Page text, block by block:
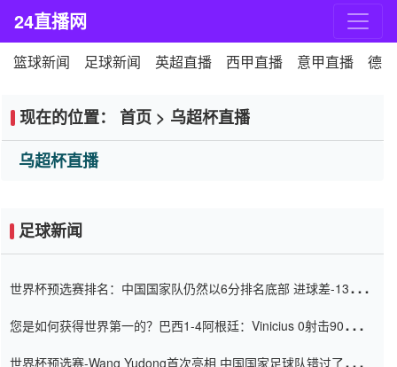
24直播网
篮球新闻 足球新闻 英超直播 西甲直播 意甲直播 德
现在的位置： 首页 > 乌超杯直播
乌超杯直播
足球新闻
世界杯预选赛排名：中国国家队仍然以6分排名底部 进球差-13令人
您是如何获得世界第一的？巴西1-4阿根廷：Vinicius 0射击90分钟
世界杯预选赛-Wang Yudong首次亮相 中国国家足球队错过了世界